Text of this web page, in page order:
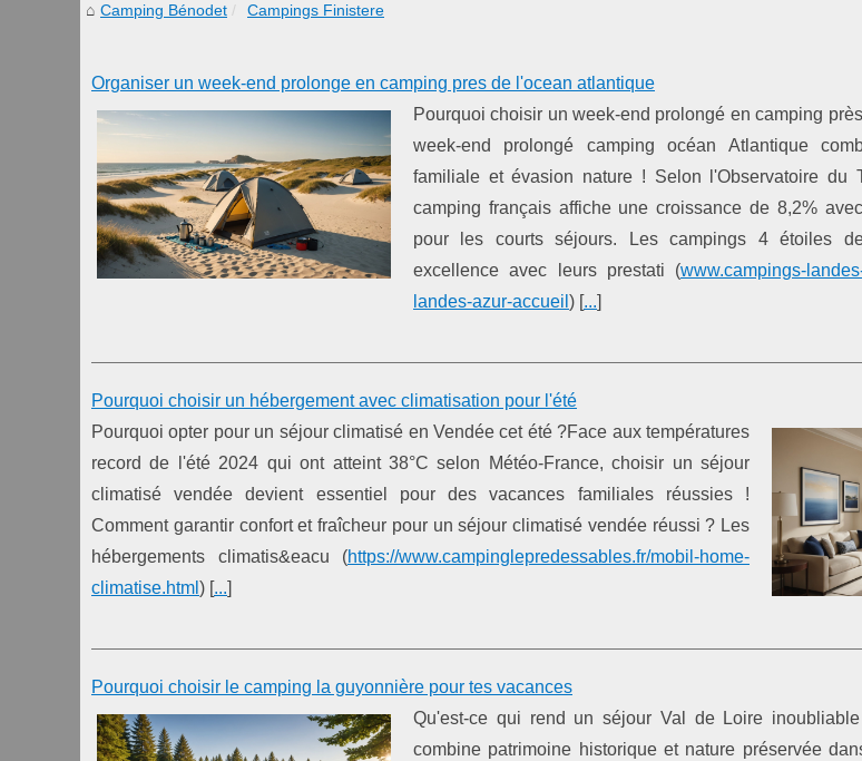
Camping Bénodet Campings Finistere
Organiser un week-end prolonge en camping pres de l'ocean atlantique
Pourquoi choisir un week-end prolongé en camping
week-end prolongé camping océan Atlantique
familiale et évasion nature ! Selon l'Observatoire du
camping français affiche une croissance de 8,2%
pour les courts séjours. Les campings 4 étoiles
excellence avec leurs prestati (www.campings-
landes-azur-accueil ) [...]
Pourquoi choisir un hébergement avec climatisation pour l'été
Pourquoi opter pour un séjour climatisé en Vendée cet été ?Face aux températures
record de l'été 2024 qui ont atteint 38°C selon Météo-France, choisir un séjour
climatisé vendée devient essentiel pour des vacances familiales réussies !
Comment garantir confort et fraîcheur pour un séjour climatisé vendée réussi ? Les
hébergements climatis&eacu (https://www.campinglepredessables.fr/mobil-home-
climatise.html ) [...]
Pourquoi choisir le camping la guyonnière pour tes vacances
Qu'est-ce qui rend un séjour Val de Loire
combine patrimoine historique et nature préservée